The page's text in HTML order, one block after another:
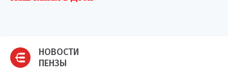
НОВОСТИ
ПЕНЗЫ